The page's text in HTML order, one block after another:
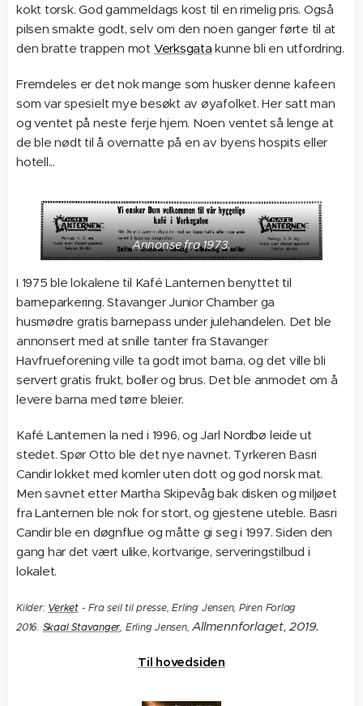
kokt torsk. God gammeldags kost til en rimelig pris. Også
pilsen smakte godt, selv om den noen ganger førte til at
den bratte trappen mot Verksgata kunne bli en utfordring.
Fremdeles er det nok mange som husker denne kafeen
som var spesielt mye besøkt av øyafolket. Her satt man
og ventet på neste ferje hjem. Noen ventet så lenge at
de ble nødt til å overnatte på en av byens hospits eller
hotell...
Annonse fra 1973.
I 1975 ble lokalene til Kafé Lanternen benyttet til
barneparkering. Stavanger Junior Chamber ga
husmødre gratis barnepass under julehandelen. Det ble
annonsert med at snille tanter fra Stavanger
Havfrueforening ville ta godt imot barna, og det ville bli
servert gratis frukt, boller og brus. Det ble anmodet om å
levere barna med tørre bleier.
Kafé Lanternen la ned i 1996, og Jarl Nordbø leide ut
stedet. Spør Otto ble det nye navnet. Tyrkeren Basri
Candir lokket med komler uten dott og god norsk mat.
Men savnet etter Martha Skipevåg bak disken og miljøet
fra Lanternen ble nok for stort, og gjestene uteble. Basri
Candir ble en døgnflue og måtte gi seg i 1997. Siden den
gang har det vært ulike, kortvarige, serveringstilbud i
lokalet.
Kilder: Verket- Fra seil til presse, Erling Jensen, Piren Forlag
2016. Skaal Stavanger , Erling Jensen,Allmennforlaget, 2019.
Til hovedsiden